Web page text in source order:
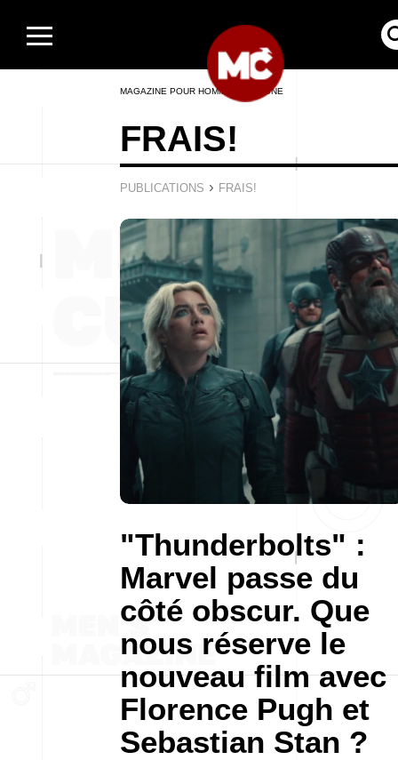
MAGAZINE POUR HOMMES EN LIGNE
FRAIS!
PUBLICATIONS › FRAIS!
"Thunderbolts" :
Marvel passe du
côté obscur. Que
nous réserve le
nouveau film avec
Florence Pugh et
Sebastian Stan ?